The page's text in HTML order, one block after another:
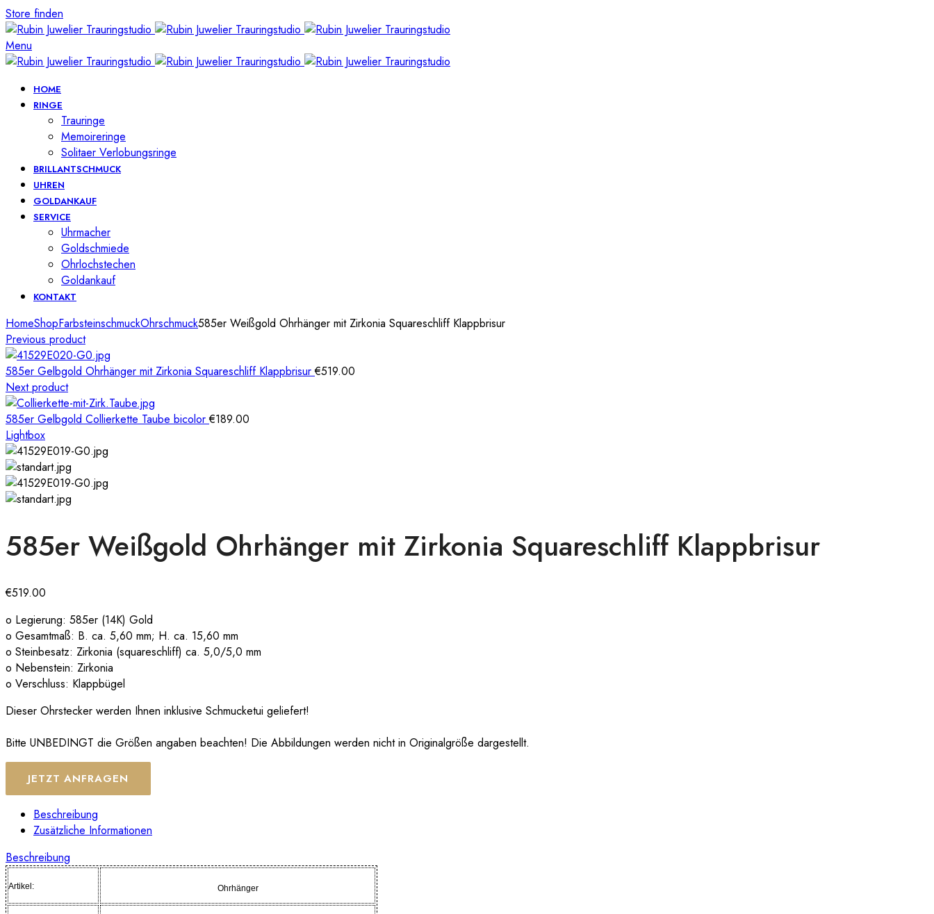
Store finden
Menu
HOME
RINGE
Trauringe
Memoireringe
Solitaer Verlobungsringe
BRILLANTSCHMUCK
UHREN
GOLDANKAUF
SERVICE
Uhrmacher
Goldschmiede
Ohrlochstechen
Goldankauf
KONTAKT
HomeShopFarbsteinschmuckOhrschmuck585er Weißgold Ohrhänger mit Zirkonia Squareschliff Klappbrisur
Previous product
585er Gelbgold Ohrhänger mit Zirkonia Squareschliff Klappbrisur€519.00
Next product
585er Gelbgold Collierkette Taube bicolor€189.00
Lightbox
585er Weißgold Ohrhänger mit Zirkonia Squareschliff Klappbrisur
€519.00
o Legierung: 585er (14K) Gold
o Gesamtmaß: B. ca. 5,60 mm; H. ca. 15,60 mm
o Steinbesatz: Zirkonia (squareschliff) ca. 5,0/5,0 mm
o Nebenstein: Zirkonia
o Verschluss: Klappbügel
Dieser Ohrstecker werden Ihnen inklusive Schmucketui geliefert!
Bitte UNBEDINGT die Größen angaben beachten! Die Abbildungen werden nicht in Originalgröße dargestellt.
JETZT ANFRAGEN
Beschreibung
Zusätzliche Informationen
Beschreibung
Artikel: Ohrhänger